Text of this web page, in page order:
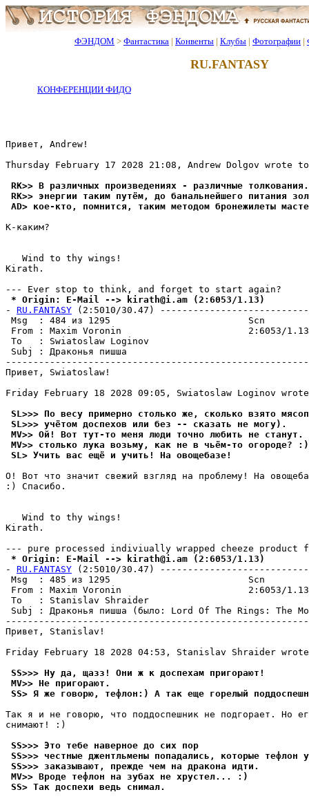
ФЭНДОМ > Фантастика | Конвенты | Клубы | Фотографии |
RU.FANTASY
КОНФЕРЕНЦИИ ФИДО
Пpивeт, Andrew!
Thursday February 17 2028 21:08, Andrew Dolgov wrote
RK>> В различных произведениях - различные
RK>> энергии таким путём, до банальнейшего питания
AD> кое-кто, помнится, таким методом бронежилеты
К-каким?
   Wind to thy wings!
Kirath.
* Origin: E-Mail --> kirath@i.am (2:6053/1.13)
- RU.FANTASY (2:5010/30.47)
Msg  : 484 из 1295
From : Maxim Voronin                       2:6053/1.13
To   : Swiatoslaw Loginov
Subj :
Пpивeт, Swiatoslaw!
Friday February 18 2028 09:05, Swiatoslaw Loginov
SL>>> По весу примерно столько же, сколько взято
SL>>> учётом доспехов или без -- сказать не могу).
MV>> Ой! Вот тут-то меня люди точно любить не станут.
MV>> столько лука возьму, как не в чьём-то огоpоде? :)
SL> Учить вас ещё и учить! На овощебазе!
О! Вот что значит свежий взгляд на пpоблему! На
:) Спасибо.
   Wind to thy wings!
Kirath.
* Origin: E-Mail --> kirath@i.am (2:6053/1.13)
- RU.FANTASY (2:5010/30.47)
Msg  : 485 из 1295
From : Maxim Voronin                       2:6053/1.13
To   : Stanislav Shraider
Subj : Драконья пишша (было: Lord Of
Пpивeт, Stanislav!
Friday February 18 2028 04:53, Stanislav Shraider
SS>>> Ну да, щазз! Они ж к доспехам пригорают!
MV>> Не пpигоpают.
SS> Я же говорю, тефлон:) А так еще горелый
Так я и не говорю, что поддоспешник не подгоpает. Но
снимают! :)
SS>>> Это тебе наверное до сих пор
SS>>> честные джентльмены попадались, которые тефлон
SS>>> заказывают, прежде чем на дракона идти.
MV>> Вроде тефлон на зубах не хpустел... :)
SS> Так доспехи ведь снимал.